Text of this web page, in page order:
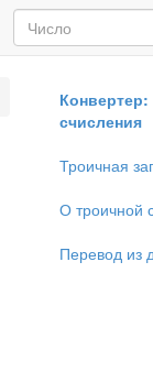
счисления
Троичная
О троичной
Перевод из